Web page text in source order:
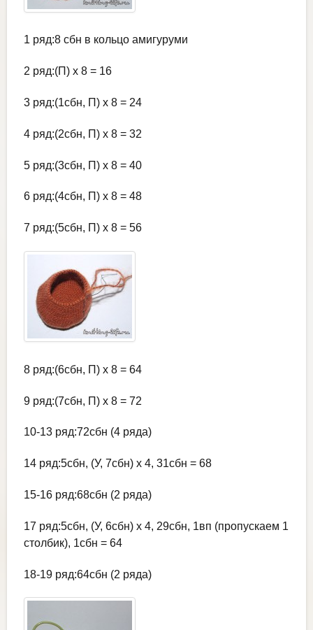
1 ряд:8 сбн в кольцо амигуруми
2 ряд:(П) х 8 = 16
3 ряд:(1сбн, П) х 8 = 24
4 ряд:(2сбн, П) х 8 = 32
5 ряд:(3сбн, П) х 8 = 40
6 ряд:(4сбн, П) х 8 = 48
7 ряд:(5сбн, П) х 8 = 56
8 ряд:(6сбн, П) х 8 = 64
9 ряд:(7сбн, П) х 8 = 72
10-13 ряд:72сбн (4 ряда)
14 ряд:5сбн, (У, 7сбн) х 4, 31сбн = 68
15-16 ряд:68сбн (2 ряда)
17 ряд:5сбн, (У, 6сбн) х 4, 29сбн, 1вп (пропускаем 1
столбик), 1сбн = 64
18-19 ряд:64сбн (2 ряда)